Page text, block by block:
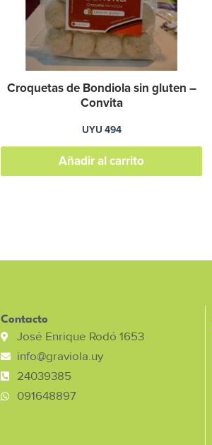
Croquetas de Bondiola sin gluten –
Convita
UYU 494
Añadir al carrito
Contacto
José Enrique Rodó 1653
info@graviola.uy
24039385
091648897